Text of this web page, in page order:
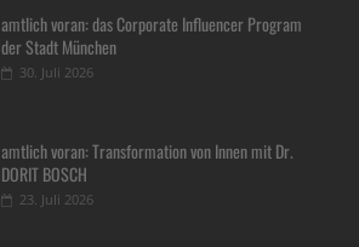
amtlich voran: das Corporate Influencer Program
der Stadt München
30. Juli 2026
amtlich voran: Transformation von Innen mit Dr.
DORIT BOSCH
23. Juli 2026